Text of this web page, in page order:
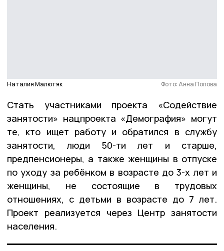
Наталия Малютяк Фото: Анна Попова
Стать участниками проекта «Содействие
занятости» нацпроекта «Демография» могут
те, кто ищет работу и обратился в службу
занятости, люди 50-ти лет и старше,
предпенсионеры, а также женщины в отпуске
по уходу за ребёнком в возрасте до 3-х лет и
женщины, не состоящие в трудовых
отношениях, с детьми в возрасте до 7 лет.
Проект реализуется через Центр занятости
населения.